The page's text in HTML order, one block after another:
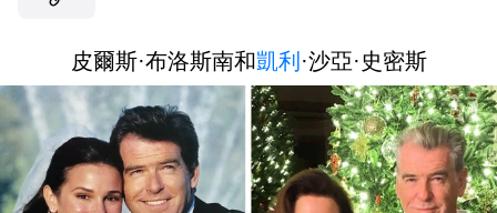
皮爾斯·布洛斯南和凱利·沙亞·史密斯